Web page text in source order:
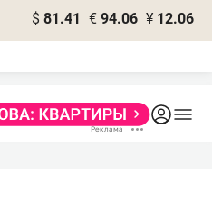
$ 81.41 € 94.06 ¥ 12.06